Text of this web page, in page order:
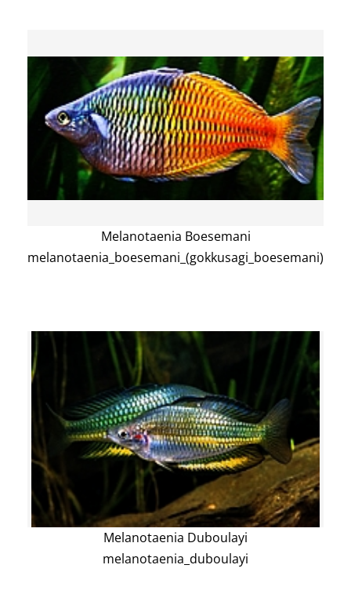
Melanotaenia Boesemani
melanotaenia_boesemani_(gokkusagi_boesemani)
Melanotaenia Duboulayi
melanotaenia_duboulayi